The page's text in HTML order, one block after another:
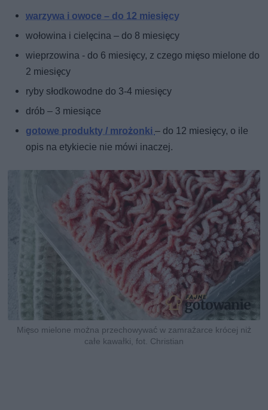
warzywa i owoce – do 12 miesięcy
wołowina i cielęcina – do 8 miesięcy
wieprzowina - do 6 miesięcy, z czego mięso mielone do
2 miesięcy
ryby słodkowodne do 3-4 miesięcy
drób – 3 miesiące
gotowe produkty / mrożonki– do 12 miesięcy, o ile
opis na etykiecie nie mówi inaczej.
Mięso mielone można przechowywać w zamrażarce krócej niż
całe kawałki, fot. Christian